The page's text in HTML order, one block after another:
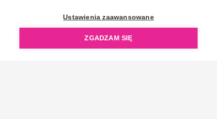
Ustawienia zaawansowane
ZGADZAM SIĘ
OpenGift jest częścią ReflectGroup.